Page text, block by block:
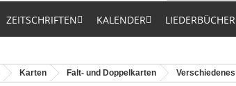
ZEITSCHRIFTEN KALENDER LIEDERBÜCHER
Karten Falt- und Doppelkarten Verschiedenes